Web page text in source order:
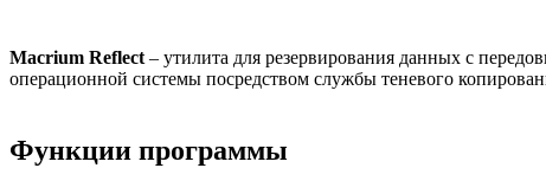
Macrium Reflect– утилита для резервирования данных с
операционной системы посредством службы теневого
Функции программы